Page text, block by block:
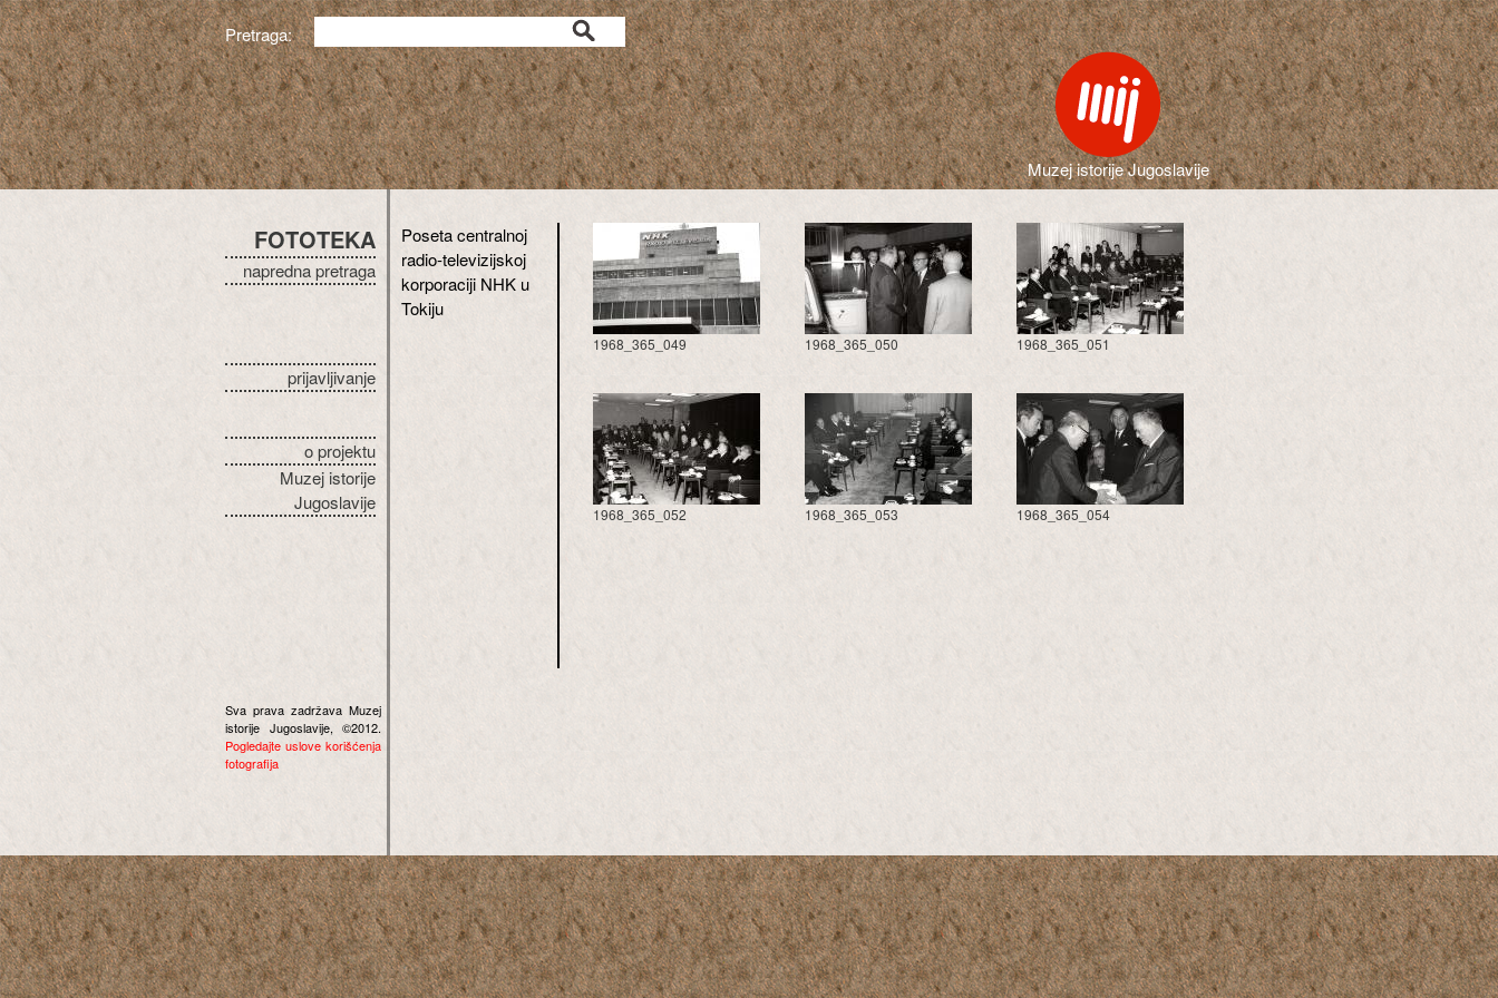
Pretraga:
Muzej istorije Jugoslavije
FOTOTEKA
napredna pretraga
prijavljivanje
o projektu
Muzej istorije
Jugoslavije
Sva prava zadržava Muzej
istorije Jugoslavije, ©2012.
Pogledajte uslove korišćenja
fotografija
Poseta centralnoj
radio-televizijskoj
korporaciji NHK u
Tokiju
1968_365_049 1968_365_050 1968_365_051
1968_365_052 1968_365_053 1968_365_054